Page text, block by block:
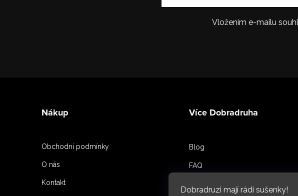
Dobradruzi mají rádi sušenky!
Vložením e-mailu
Nákup
Obchodní podmínky
O nás
Kontakt
Více Dobradruha
Blog
FAQ